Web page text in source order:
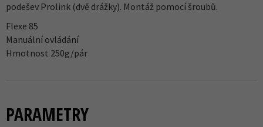
podešev Prolink (dvě drážky). Montáž pomocí šroubů.
Flexe 85
Manuální ovládání
Hmotnost 250g/pár
PARAMETRY